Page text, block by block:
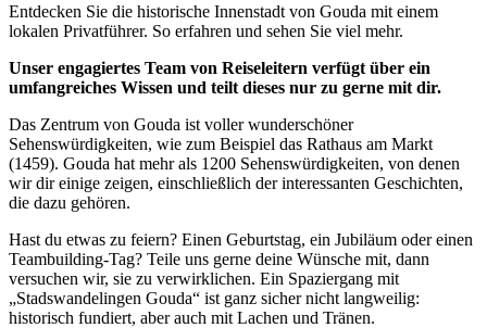
Entdecken Sie die historische Innenstadt von Gouda mit einem
lokalen Privatführer. So erfahren und sehen Sie viel mehr.
Unser engagiertes Team von Reiseleitern verfügt über ein
umfangreiches Wissen und teilt dieses nur zu gerne mit dir.
Das Zentrum von Gouda ist voller wunderschöner
Sehenswürdigkeiten, wie zum Beispiel das Rathaus am Markt
(1459). Gouda hat mehr als 1200 Sehenswürdigkeiten, von denen
wir dir einige zeigen, einschließlich der interessanten Geschichten,
die dazu gehören.
Hast du etwas zu feiern? Einen Geburtstag, ein Jubiläum oder einen
Teambuilding-Tag? Teile uns gerne deine Wünsche mit, dann
versuchen wir, sie zu verwirklichen. Ein Spaziergang mit
„Stadswandelingen Gouda“ ist ganz sicher nicht langweilig:
historisch fundiert, aber auch mit Lachen und Tränen.